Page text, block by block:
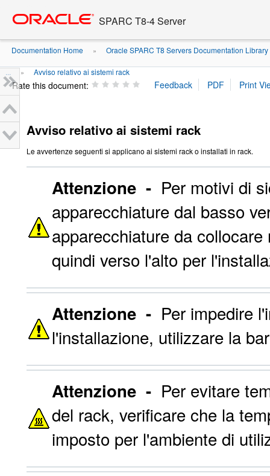
content
SPARC T8-4 Server
Documentation Home » Oracle SPARC T8 Servers Documentation Library
... » Avviso relativo ai sistemi rack
Rate this document:
Avviso relativo ai sistemi rack
Le avvertenze seguenti si applicano ai sistemi rack o installati in rack.
Attenzione - Per motivi di
apparecchiature dal basso
apparecchiature da
quindi verso l'alto per
Attenzione - Per impedire
l'installazione, utilizzare la
Attenzione - Per evitare
del rack, verificare che la
imposto per l'ambiente di